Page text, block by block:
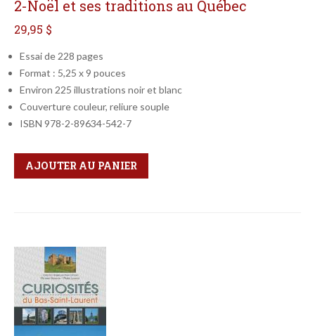
2-Noël et ses traditions au Québec
29,95 $
Essai de 228 pages
Format : 5,25 x 9 pouces
Environ 225 illustrations noir et blanc
Couverture couleur, reliure souple
ISBN 978-2-89634-542-7
Qté
Format
AJOUTER AU PANIER